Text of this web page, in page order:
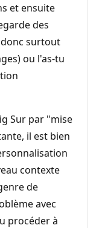
et ensuite
des
surtout
ou l'as-tu
Sur par "mise
il est bien
contexte
de
avec
procéder à